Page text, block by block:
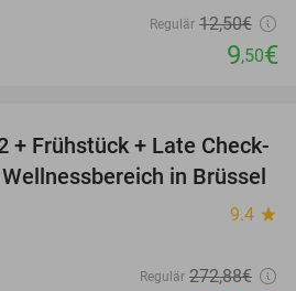
Regulär 12,50€
9,50€
26%
+ Frühstück + Late Check-
in Brüssel
9.4 star
Regulär 272,88€